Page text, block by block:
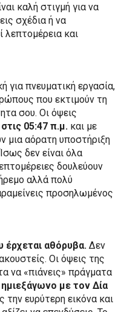
καλή στιγμή για να
σχέδια ή να
λεπτομέρεια και
για πνευματική εργασία,
που εκτιμούν τη
σου. Οι όψεις
05:47 π.μ. και με
μια αόρατη υποστήριξη
δεν είναι όλα
δουλεύουν
αλλά πολύ
προσηλωμένος
αθόρυβα. Δεν
Οι όψεις της
να «πιάνεις» πράγματα
με τον Δία
την ευρύτερη εικόνα και